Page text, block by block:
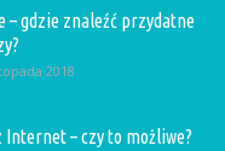
– gdzie znaleźć przydatne
2018
– czy to możliwe?